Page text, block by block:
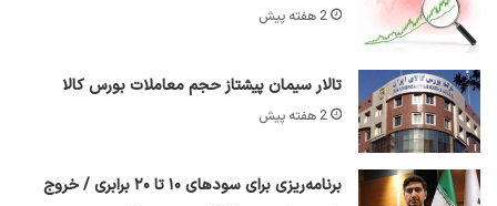
2 هفته پیش
تالار سیمان پیشتاز حجم معاملات بورس کالا
2 هفته پیش
برنامه‌ریزی برای سود‌های ۱۰ تا ۲۰ برابری / خروج